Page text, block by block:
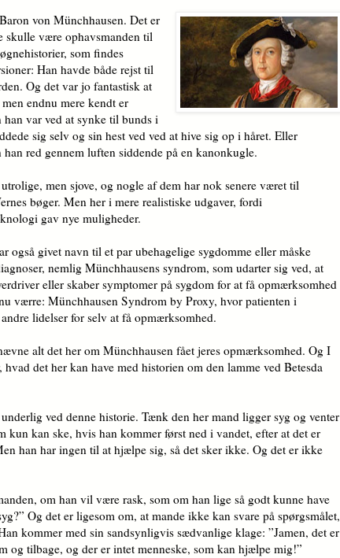
von Münchhausen. Det er
skulle være ophavsmanden til
som findes
Han havde både rejst til
Og det var jo fantastisk at
endnu mere kendt er
var ved at synke til bunds i
sig selv og sin hest ved ved at hive sig op i håret. Eller
red gennem luften siddende på en kanonkugle.
men sjove, og nogle af dem har nok senere været til
bøger. Men her i mere realistiske udgaver, fordi
gav nye muligheder.
også givet navn til et par ubehagelige sygdomme eller måske
nemlig Münchhausens syndrom, som udarter sig ved, at
eller skaber symptomer på sygdom for at få opmærksomhed
værre: Münchhausen Syndrom by Proxy, hvor patienten i
lidelser for selv at få opmærksomhed.
alt det her om Münchhausen fået jeres opmærksomhed. Og I
hvad det her kan have med historien om den lamme ved Betesda
ved denne historie. Tænk den her mand ligger syg og venter
kun kan ske, hvis han kommer først ned i vandet, efter at det er
han har ingen til at hjælpe sig, så det sker ikke. Og det er ikke
om han vil være rask, som om han lige så godt kunne have
Og det er ligesom om, at mande ikke kan svare på spørgsmålet,
kommer med sin sandsynligvis sædvanlige klage: ”Jamen, det er
og tilbage, og der er intet menneske, som kan hjælpe mig!”